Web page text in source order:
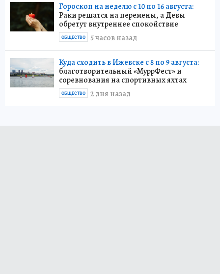
Гороскоп на неделю с 10 по 16 августа:
Раки решатся на перемены, а Девы
обретут внутреннее спокойствие
5 часов назад
ОБЩЕСТВО
Куда сходить в Ижевске с 8 по 9 августа:
благотворительный «МуррФест» и
соревнования на спортивных яхтах
2 дня назад
ОБЩЕСТВО